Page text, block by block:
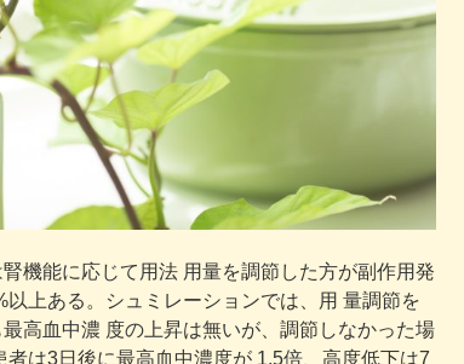
機能に応じて用法 用量を調節した方が副作用発
上ある。シュミレーションでは、用 量調節を
高血中濃 度の上昇は無いが、調節しなかった場
は3日後に最高血中濃度が 1.5倍、高度低下は7